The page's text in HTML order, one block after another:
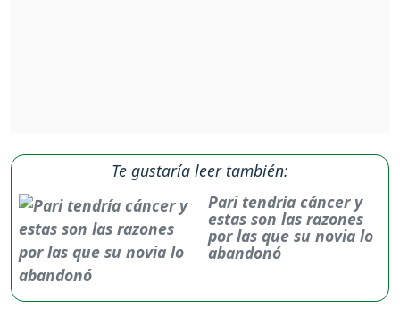
Te gustaría leer también:
Pari tendría cáncer y
estas son las razones
por las que su novia lo
abandonó